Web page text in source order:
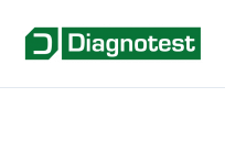
contenido